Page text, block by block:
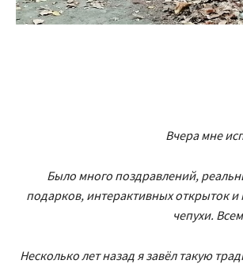
Вчера мне
Было много поздравлений,
подарков, интерактивных открыток
чепухи.
Несколько лет назад я завёл такую